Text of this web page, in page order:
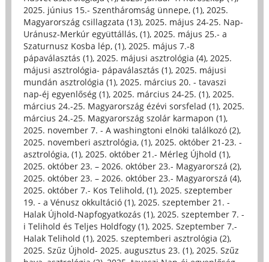
2025. június 15.- Szentháromság ünnepe, (1), 2025.
Magyarország csillagzata (13), 2025. május 24-25. Nap-
Uránusz-Merkúr együttállás, (1), 2025. május 25.- a
Szaturnusz Kosba lép, (1), 2025. május 7.-8
pápaválasztás (1), 2025. májusi asztrológia (4), 2025.
májusi asztrológia- pápaválasztás (1), 2025. májusi
mundán asztrológia (1), 2025. március 20. - tavaszi
nap-éj egyenlőség (1), 2025. március 24-25. (1), 2025.
március 24.-25. Magyarország ézévi sorsfelad (1), 2025.
március 24.-25. Magyarország szolár karmapon (1),
2025. november 7. - A washingtoni elnöki találkozó (2),
2025. novemberi asztrológia, (1), 2025. október 21-23. -
asztrológia, (1), 2025. október 21.- Mérleg Újhold (1),
2025. október 23. – 2026. október 23.- Magyarorszá (2),
2025. október 23. – 2026. október 23.- Magyarorszá (4),
2025. október 7.- Kos Telihold, (1), 2025. szeptember
19. - a Vénusz okkultáció (1), 2025. szeptember 21. -
Halak Újhold-Napfogyatkozás (1), 2025. szeptember 7. -
i Telihold és Teljes Holdfogy (1), 2025. Szeptember 7.-
Halak Telihold (1), 2025. szeptemberi asztrológia (2),
2025. Szűz Újhold- 2025. augusztus 23. (1), 2025. Szűz